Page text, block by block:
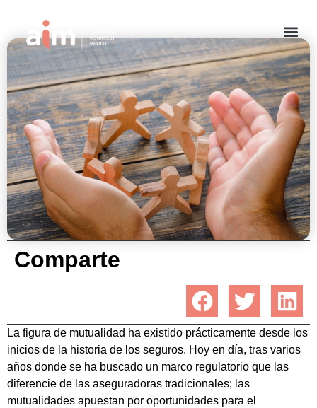
¿Qué es una mutualidad?
junio 12, 2023
Comparte
La figura de mutualidad ha existido prácticamente desde los
inicios de la historia de los seguros. Hoy en día, tras varios
años donde se ha buscado un marco regulatorio que las
diferencie de las aseguradoras tradicionales; las
mutualidades apuestan por oportunidades para el